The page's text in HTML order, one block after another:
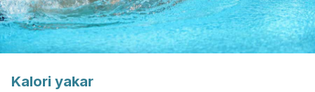
Kalori yakar